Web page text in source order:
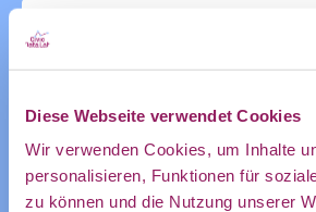
Diese Webseite verwendet Cookies
Wir verwenden Cookies, um Inhalte
personalisieren, Funktionen für
zu können und die Nutzung unserer
ZUM KALENDER HINZUFÜGEN
des CDL
direkt in